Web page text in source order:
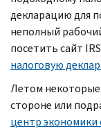
декларацию для
неполный
посетить сайт
налоговую
Летом
стороне или
центр экономики